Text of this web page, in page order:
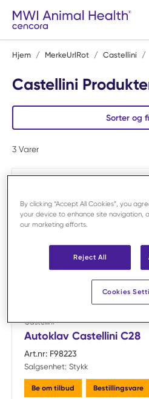
Hopp til hovedinnhold
Hjem / MerkeUrlRot / Castellini /
Castellini
Sorter og
3 Varer
Castellini
Autoklav Castellini C28
Art.nr: F98223
Salgsenhet: Stykk
Be om tilbud Bestillingsvare
By clicking “Accept All Cookies”, you
your device to enhance site navigation,
our marketing efforts.
Reject All
Cookies